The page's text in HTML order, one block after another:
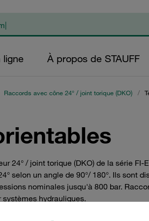
ligne À propos de STAUFF
Raccords avec cône 24° / joint torique (DKO) /
24° / joint torique (DKO) de la série
selon un angle de 90°/ 180°. Ils sont
nominales jusqu'à 800 bar.
hydrauliques.